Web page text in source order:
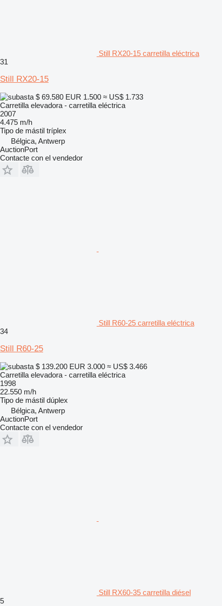
Still RX20-15 carretilla eléctrica
31
Still RX20-15
$ 69.580 EUR 1.500 ≈ US$ 1.733
Carretilla elevadora - carretilla eléctrica
2007
4.475 m/h
Tipo de mástil tríplex
Bélgica, Antwerp
AuctionPort
Contacte con el vendedor
Still R60-25 carretilla eléctrica
34
Still R60-25
$ 139.200 EUR 3.000 ≈ US$ 3.466
Carretilla elevadora - carretilla eléctrica
1998
22.550 m/h
Tipo de mástil dúplex
Bélgica, Antwerp
AuctionPort
Contacte con el vendedor
Still RX60-35 carretilla diésel
5